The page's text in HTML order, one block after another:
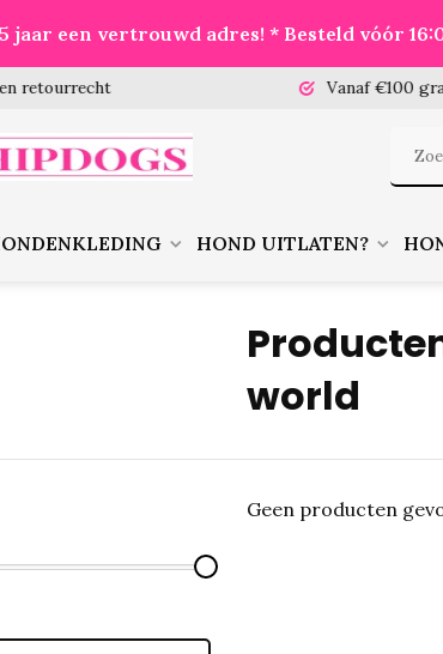
jaar een vertrouwd adres! * Besteld vóór
Vanaf €100 gratis
HOND UITLATEN?
world
Geen producten